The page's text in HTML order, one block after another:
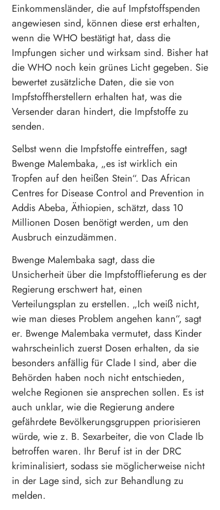
Einkommensländer, die auf Impfstoffspenden
angewiesen sind, können diese erst erhalten,
wenn die WHO bestätigt hat, dass die
Impfungen sicher und wirksam sind. Bisher hat
die WHO noch kein grünes Licht gegeben. Sie
bewertet zusätzliche Daten, die sie von
Impfstoffherstellern erhalten hat, was die
Versender daran hindert, die Impfstoffe zu
senden.
Selbst wenn die Impfstoffe eintreffen, sagt
Bwenge Malembaka, „es ist wirklich ein
Tropfen auf den heißen Stein“. Das African
Centres for Disease Control and Prevention in
Addis Abeba, Äthiopien, schätzt, dass 10
Millionen Dosen benötigt werden, um den
Ausbruch einzudämmen.
Bwenge Malembaka sagt, dass die
Unsicherheit über die Impfstofflieferung es der
Regierung erschwert hat, einen
Verteilungsplan zu erstellen. „Ich weiß nicht,
wie man dieses Problem angehen kann“, sagt
er. Bwenge Malembaka vermutet, dass Kinder
wahrscheinlich zuerst Dosen erhalten, da sie
besonders anfällig für Clade I sind, aber die
Behörden haben noch nicht entschieden,
welche Regionen sie ansprechen sollen. Es ist
auch unklar, wie die Regierung andere
gefährdete Bevölkerungsgruppen priorisieren
würde, wie z. B. Sexarbeiter, die von Clade Ib
betroffen waren. Ihr Beruf ist in der DRC
kriminalisiert, sodass sie möglicherweise nicht
in der Lage sind, sich zur Behandlung zu
melden.